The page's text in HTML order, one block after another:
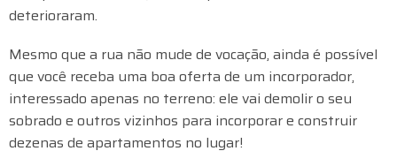
deterioraram.
Mesmo que a rua não mude de vocação, ainda é possível
que você receba uma boa oferta de um incorporador,
interessado apenas no terreno: ele vai demolir o seu
sobrado e outros vizinhos para incorporar e construir
dezenas de apartamentos no lugar!